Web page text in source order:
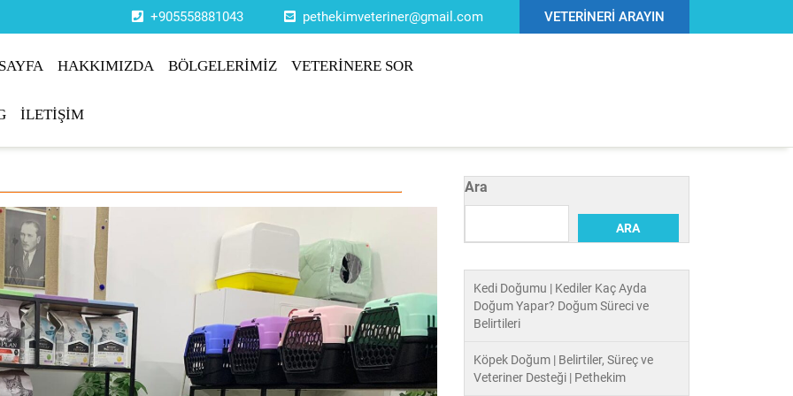
+905558881043 pethekimveteriner@gmail.com VETERİNERİ ARAYIN
HAKKIMIZDA BÖLGELERİMİZ VETERİNERE SOR
İLETİŞİM
Ara
ARA
Kedi Doğumu | Kediler Kaç Ayda
Doğum Yapar? Doğum Süreci ve
Belirtileri
Köpek Doğum | Belirtiler, Süreç ve
Veteriner Desteği | Pethekim